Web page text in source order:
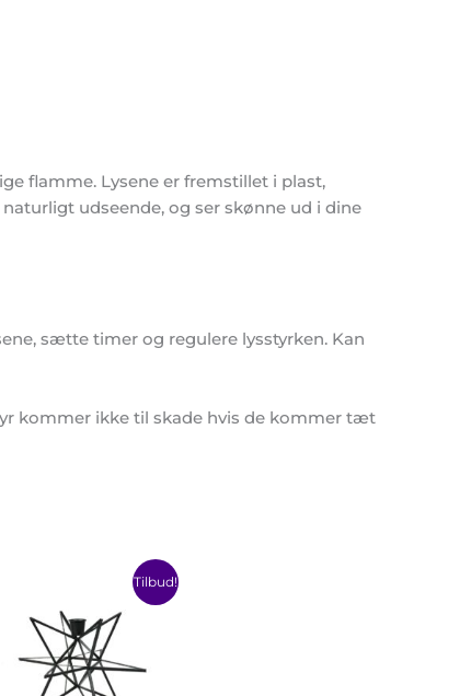
flamme. Lysene er fremstillet i plast,
udseende, og ser skønne ud i dine
sætte timer og regulere lysstyrken. Kan
kommer ikke til skade hvis de kommer tæt
Tilbud!Prisinterval:
46,75 kr.
til
Dette
vare